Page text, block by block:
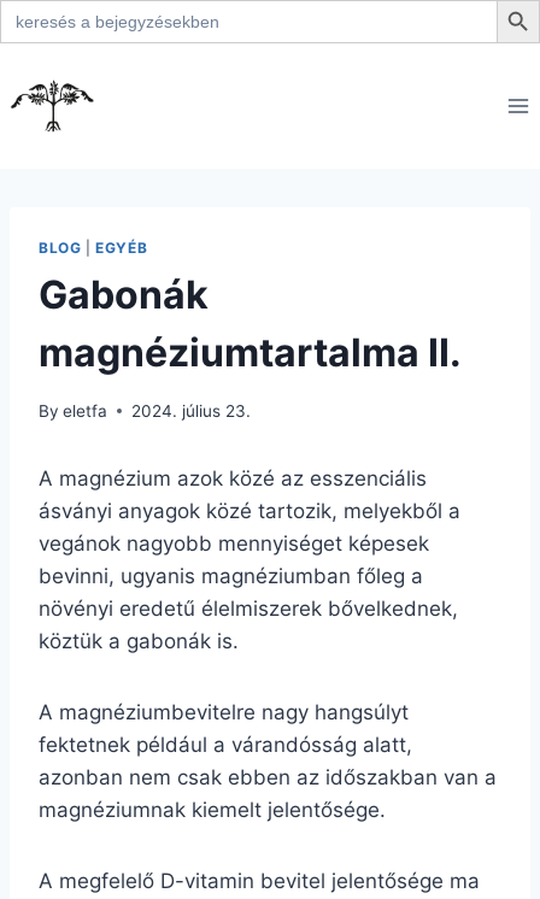
Search
for:
content
BLOG |EGYÉB
Gabonák
magnéziumtartalma II.
By eletfa 2024. július 23.
A magnézium azok közé az esszenciális
ásványi anyagok közé tartozik, melyekből a
vegánok nagyobb mennyiséget képesek
bevinni, ugyanis magnéziumban főleg a
növényi eredetű élelmiszerek bővelkednek,
köztük a gabonák is.
A magnéziumbevitelre nagy hangsúlyt
fektetnek például a várandósság alatt,
azonban nem csak ebben az időszakban van a
magnéziumnak kiemelt jelentősége.
A megfelelő D-vitamin bevitel jelentősége ma